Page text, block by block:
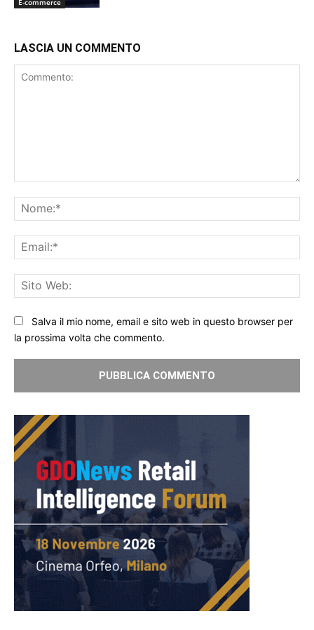
LASCIA UN COMMENTO
Salva il mio nome, email e sito web in questo browser per
la prossima volta che commento.